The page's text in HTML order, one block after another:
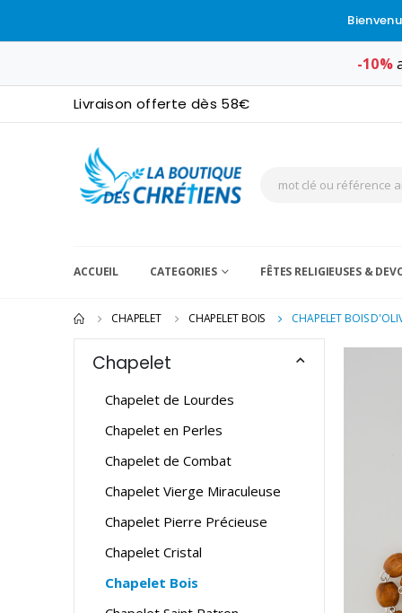
-10%
Livraison offerte dès 58€
ACCUEIL CATEGORIES FÊTES RELIGIEUSES &
CHAPELET CHAPELET BOIS CHAPELET BOIS
Chapelet
Chapelet de Lourdes
Chapelet en Perles
Chapelet de Combat
Chapelet Vierge Miraculeuse
Chapelet Pierre Précieuse
Chapelet Cristal
Chapelet Bois